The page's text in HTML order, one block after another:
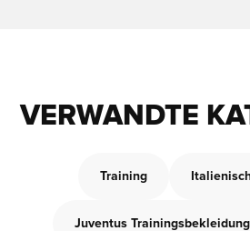
VERWANDTE
Training
Juventus Trainingsbekleidung